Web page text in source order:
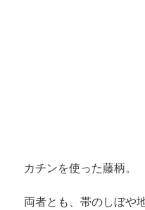
カチンを使った藤柄。
両者とも、帯のしぼや